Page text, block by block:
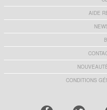
AIDE
CONDITIONS